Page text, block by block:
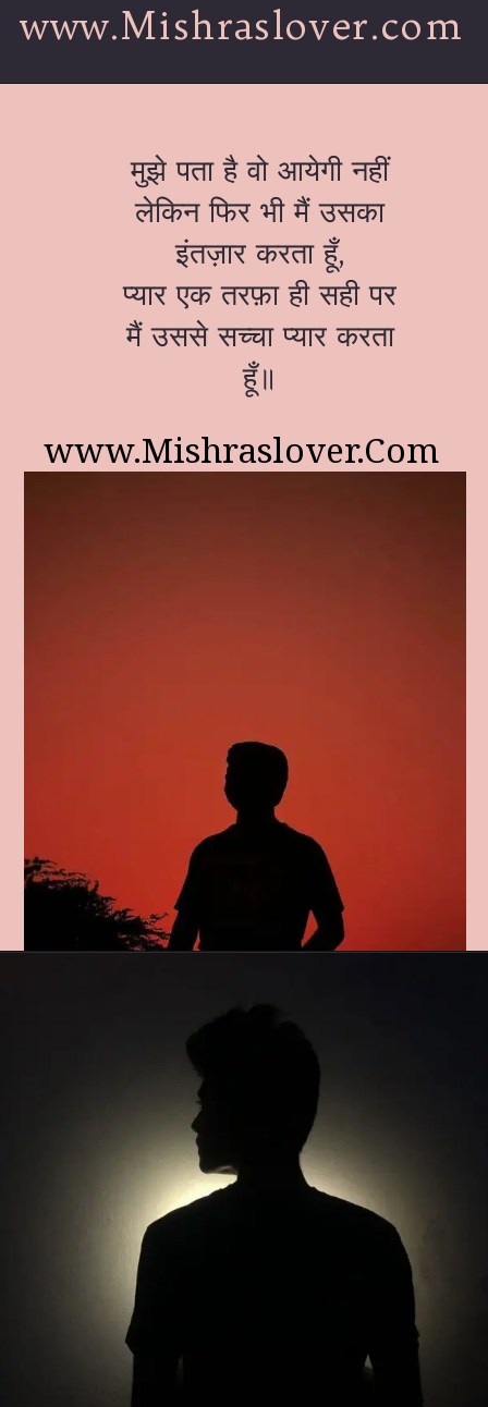
www.Mishraslover.com
मुझे पता है वो आयेगी नहीं
लेकिन फिर भी मैं उसका
इंतज़ार करता हूँ,
प्यार एक तरफ़ा ही सही पर
मैं उससे सच्चा प्यार करता
हूँ॥
www.Mishraslover.Com